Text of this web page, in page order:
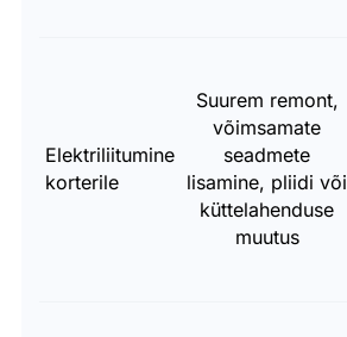
Elektriliitumine
korterile
Suurem remont,
võimsamate
seadmete
lisamine, pliidi või
küttelahenduse
muutus